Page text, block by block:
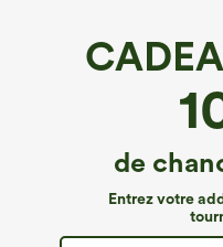
de
Entrez votre
Denim Halara Flex™*
Halara Flex™ Jean
haute, gainant, à
€53,95 EUR